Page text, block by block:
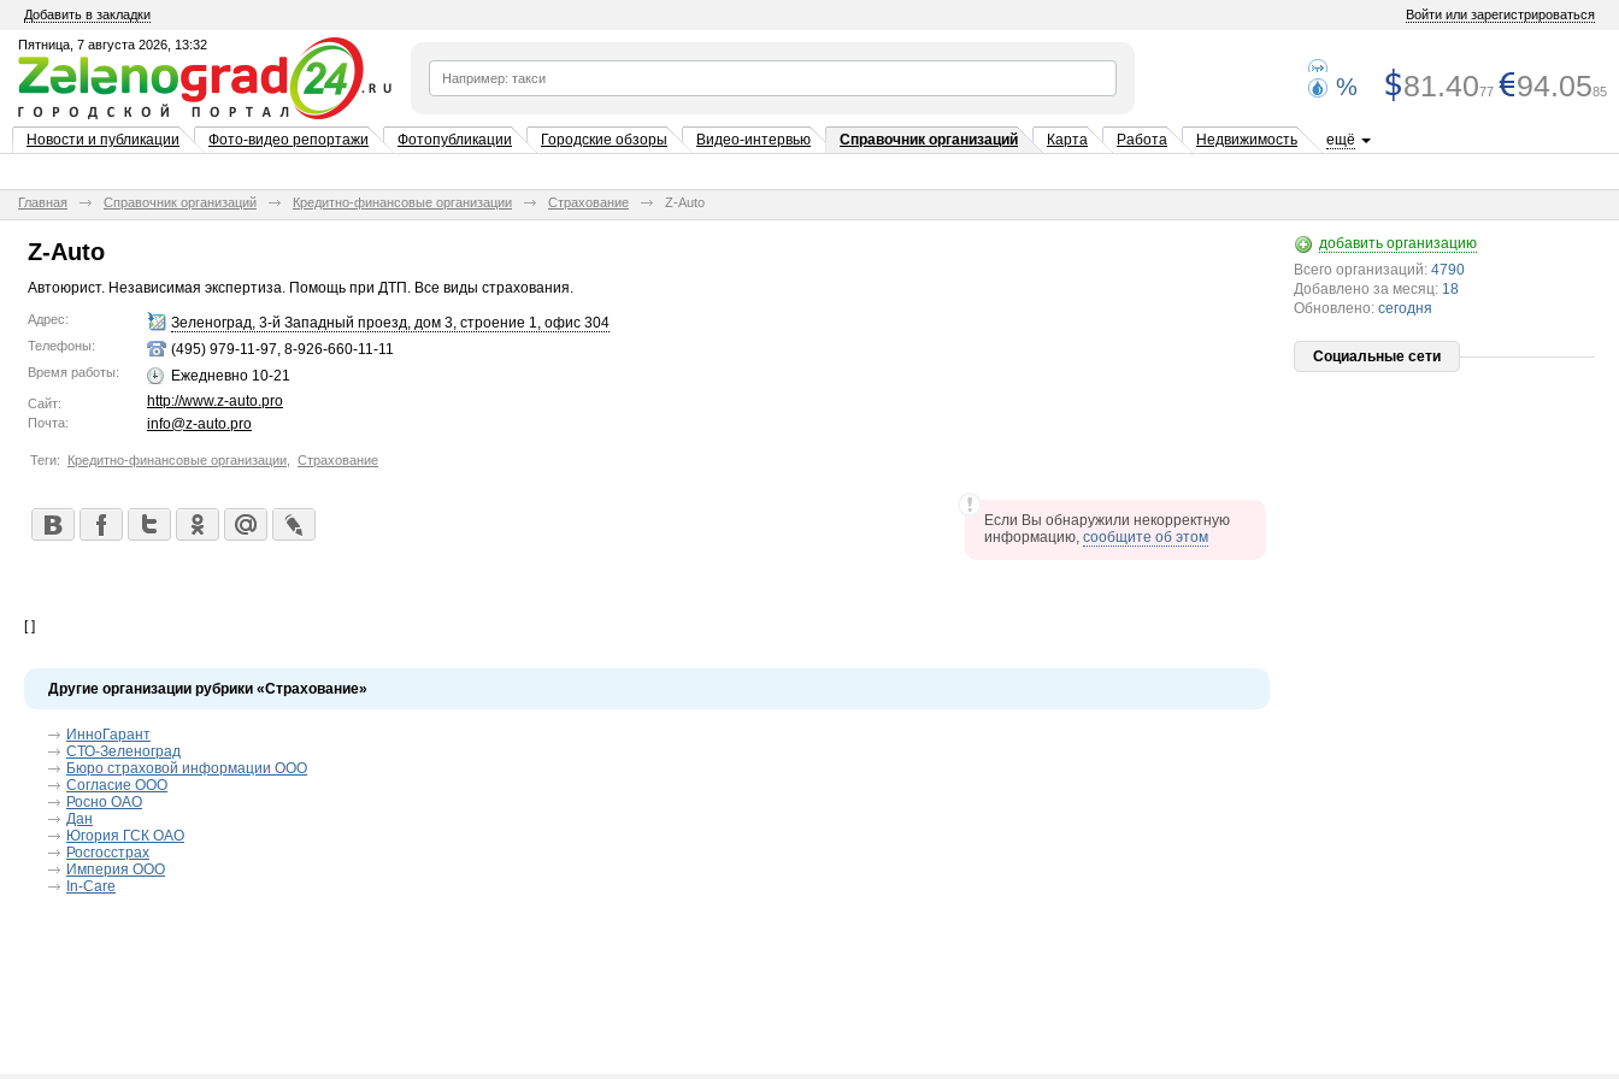
Добавить в закладки Войти или зарегистрироваться
Пятница, 7 августа 2026, 13:32
% 81.4077 94.0585
Новости и публикации Фото-видео репортажи Фотопубликации Городские обзоры Видео-интервью Справочник организаций Карта Работа Недвижимость ещё
Главная Справочник организаций Кредитно-финансовые организации Страхование Z-Auto
Z-Auto
Автоюрист. Независимая экспертиза. Помощь при ДТП. Все виды страхования.
Адрес: Зеленоград, 3-й Западный проезд, дом 3, строение 1, офис 304
Телефоны: (495) 979-11-97, 8-926-660-11-11
Время работы: Ежедневно 10-21
Сайт: http://www.z-auto.pro
Почта: info@z-auto.pro
Теги: Кредитно-финансовые организации Страхование
Если Вы обнаружили некорректную
информацию, сообщите об этом
[ ]
Другие организации рубрики «Страхование»
ИнноГарант
СТО-Зеленоград
Бюро страховой информации ООО
Согласие ООО
Росно ОАО
Дан
Югория ГСК ОАО
Росгосстрах
Империя ООО
In-Care
добавить организацию
Всего организаций: 4790
Добавлено за месяц: 18
Обновлено: сегодня
Социальные сети